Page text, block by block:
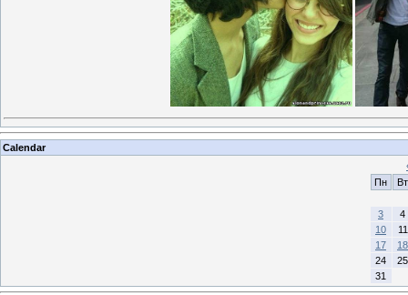
Calendar
Пн
Вт
3
4
10
11
17
18
24
25
31